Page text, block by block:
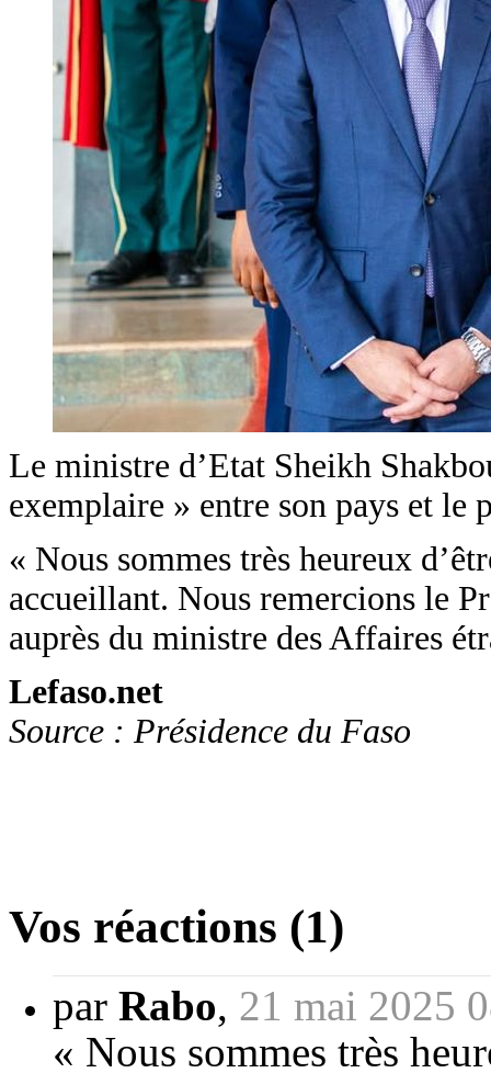
Le ministre d’Etat Sheikh
exemplaire » entre son pays et le
« Nous sommes très heureux
accueillant. Nous remercions le
auprès du ministre des Affaires
Lefaso.net
Source : Présidence du Faso
Vos réactions (1)
par Rabo, 21 mai 2025
« Nous sommes très